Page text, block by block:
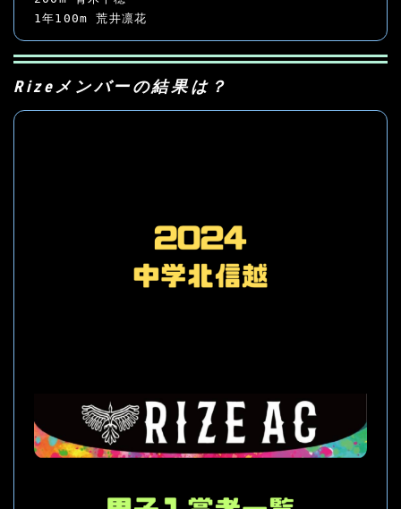
1年100m 荒井凛花
Rizeメンバーの結果は？